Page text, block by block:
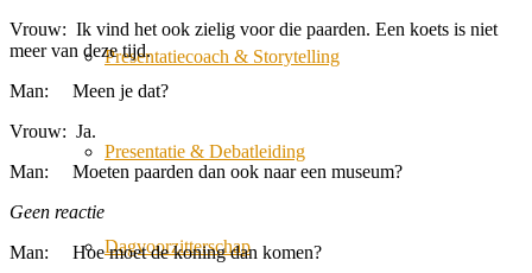
Presentatiecoach & Storytelling
Presentatie & Debatleiding
Dagvoorzitterschap
Vrouw: Ik vind het ook zielig voor die paarden. Een koets is niet
meer van deze tijd.
Man: Meen je dat?
Vrouw: Ja.
Man: Moeten paarden dan ook naar een museum?
Geen reactie
Man: Hoe moet de koning dan komen?